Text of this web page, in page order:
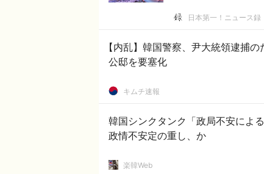
日本第一！ニュース録
【内乱】韓国警察、尹大統領逮捕
公邸を要塞化
キムチ速報
韓国シンクタンク「政局不安によ
政情不安定の重し、か
楽韓Web